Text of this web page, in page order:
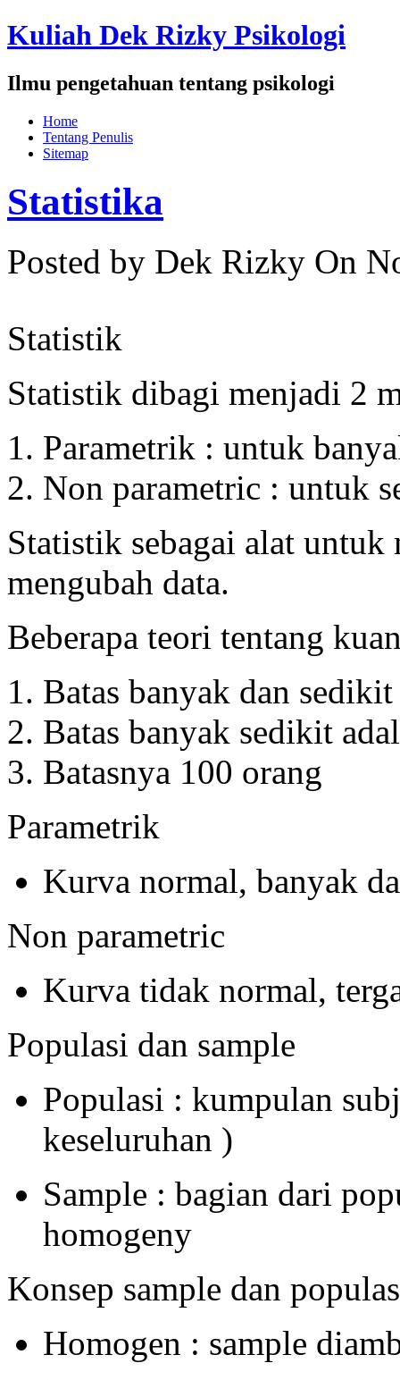
Kuliah Dek Rizky Psikologi
Ilmu pengetahuan tentang psikologi
Home
Tentang Penulis
Sitemap
Statistika
Posted by Dek Rizky On
Statistik
Statistik dibagi menjadi 2
Parametrik : untuk
Non parametric : untuk
Statistik sebagai alat
mengubah data.
Beberapa teori tentang
Batas banyak dan
Batas banyak sedikit
Batasnya 100 orang
Parametrik
Kurva normal, banyak
Non parametric
Kurva tidak normal,
Populasi dan sample
Populasi : kumpulan
keseluruhan )
Sample : bagian dari
homogeny
Konsep sample dan
Homogen : sample